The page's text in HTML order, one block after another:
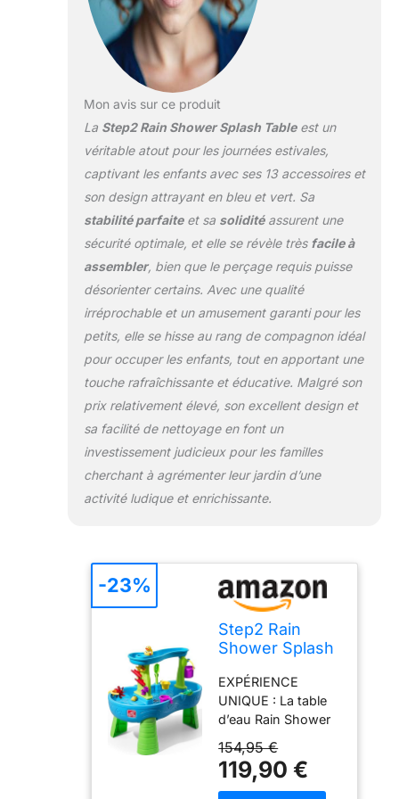
ainsi une averse de
pluie en dessous.
JOUER SEUL ET A
PLUSIEURS : Grâce
ouVerte, plusieurs
enfants peuvent
facilement jouer en
même temps. Les
peuvent jouer à
l'étage supérieur et
vider les petits
seaux, tandis que
les plus petits
peuvent s'amuser à
éclabousser l'eau
en bas avec les
flippers latérales.
exercent à la fois
leurs capacités
motrices et leur
comportement
aux enfants à partir
de 1,5 ans. HAUTE
en plastique
rotomoulé
EVertough pour
une résistance et
une durabilité
inégalées. Idéal
pour jouer sans
souci avec un
minimum
d'entretien ! La
table de jeu d'eau
est facile et rapide à
nettoyer. Il suffit
Mon avis sur ce produit
La Step2 Rain Shower Splash Tableest un
véritable atout pour les journées estivales,
captivant les enfants avec ses 13 accessoires et
son design attrayant en bleu et vert. Sa
stabilité parfaiteet sa soliditéassurent une
sécurité optimale, et elle se révèle très facile à
assembler, bien que le perçage requis puisse
désorienter certains. Avec une qualité
irréprochable et un amusement garanti pour les
petits, elle se hisse au rang de compagnon idéal
pour occuper les enfants, tout en apportant une
touche rafraîchissante et éducative. Malgré son
prix relativement élevé, son excellent design et
sa facilité de nettoyage en font un
investissement judicieux pour les familles
cherchant à agrémenter leur jardin d’une
activité ludique et enrichissante.
Step2 Rain
Shower Splash
avec 13
Accessoires -
Bleu & Vert |
Jeu extérieur
Aquatique |
Activité pour Le
EXPÉRIENCE
UNIQUE : La table
d’eau Rain Shower
d'été idéal qui
diVertira les enfants
pendant des heures
154,95 €
119,90 €
-23%